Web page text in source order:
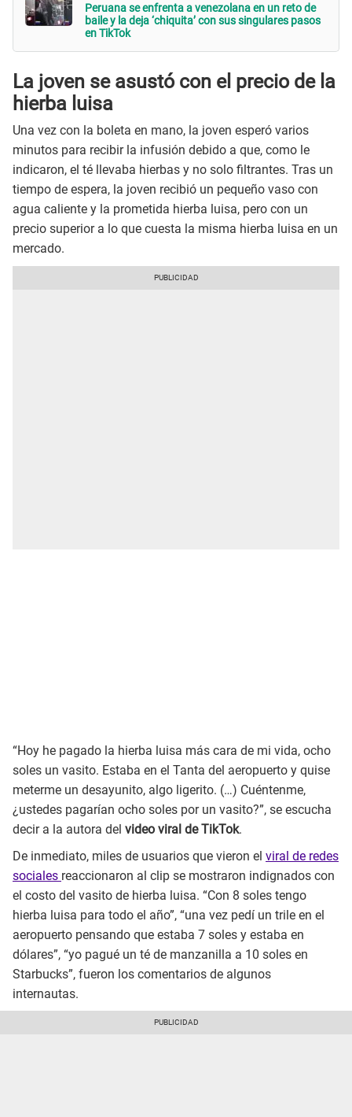
Peruana se enfrenta a venezolana en un reto de
baile y la deja ‘chiquita’ con sus singulares pasos
en TikTok
La joven se asustó con el precio de la
hierba luisa
Una vez con la boleta en mano, la joven esperó varios
minutos para recibir la infusión debido a que, como le
indicaron, el té llevaba hierbas y no solo filtrantes. Tras un
tiempo de espera, la joven recibió un pequeño vaso con
agua caliente y la prometida hierba luisa, pero con un
precio superior a lo que cuesta la misma hierba luisa en un
mercado.
“Hoy he pagado la hierba luisa más cara de mi vida, ocho
soles un vasito. Estaba en el Tanta del aeropuerto y quise
meterme un desayunito, algo ligerito. (…) Cuéntenme,
¿ustedes pagarían ocho soles por un vasito?”, se escucha
decir a la autora del video viral de TikTok.
De inmediato, miles de usuarios que vieron el viral de redes
sociales reaccionaron al clip se mostraron indignados con
el costo del vasito de hierba luisa. “Con 8 soles tengo
hierba luisa para todo el año”, “una vez pedí un trile en el
aeropuerto pensando que estaba 7 soles y estaba en
dólares”, “yo pagué un té de manzanilla a 10 soles en
Starbucks”, fueron los comentarios de algunos
internautas.